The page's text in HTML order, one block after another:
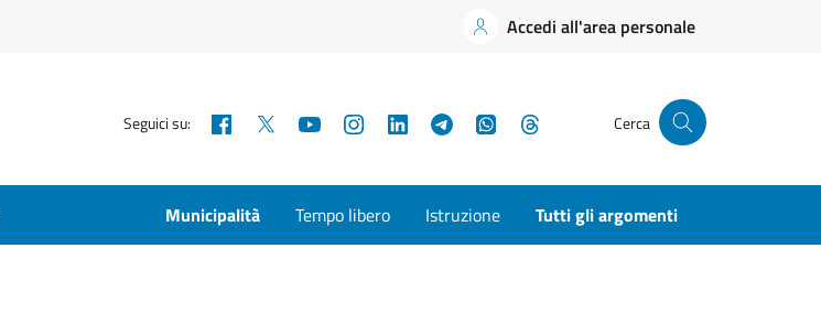
Accedi all'area personale
Seguici su: Facebook YouTubeInstagramLinkedInTelegramWhatsApp Cerca
Municipalità Tempo libero Istruzione Tutti gli argomenti